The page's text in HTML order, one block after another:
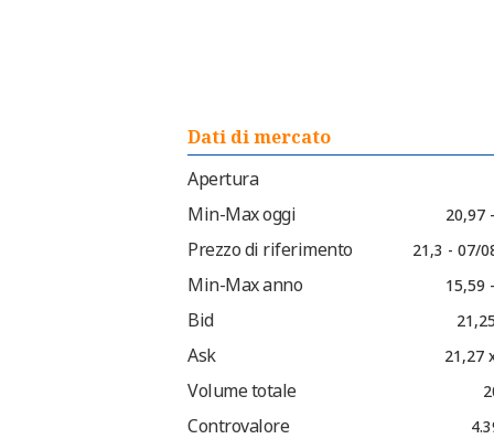
Dati di mercato
Apertura
Min-Max oggi
20,97
Prezzo di riferimento 21,3 - 07/
Min-Max anno 15,59
Bid
Ask 21,27
Volume totale
Controvalore